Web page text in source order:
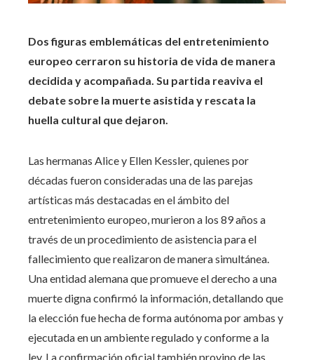
Dos figuras emblemáticas del entretenimiento
europeo cerraron su historia de vida de manera
decidida y acompañada. Su partida reaviva el
debate sobre la muerte asistida y rescata la
huella cultural que dejaron.
Las hermanas Alice y Ellen Kessler, quienes por
décadas fueron consideradas una de las parejas
artísticas más destacadas en el ámbito del
entretenimiento europeo, murieron a los 89 años a
través de un procedimiento de asistencia para el
fallecimiento que realizaron de manera simultánea.
Una entidad alemana que promueve el derecho a una
muerte digna confirmó la información, detallando que
la elección fue hecha de forma autónoma por ambas y
ejecutada en un ambiente regulado y conforme a la
ley. La confirmación oficial también provino de las